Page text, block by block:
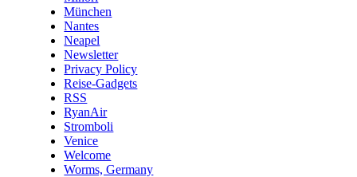
München
Nantes
Neapel
Newsletter
Privacy Policy
Reise-Gadgets
RSS
RyanAir
Stromboli
Venice
Welcome
Worms, Germany